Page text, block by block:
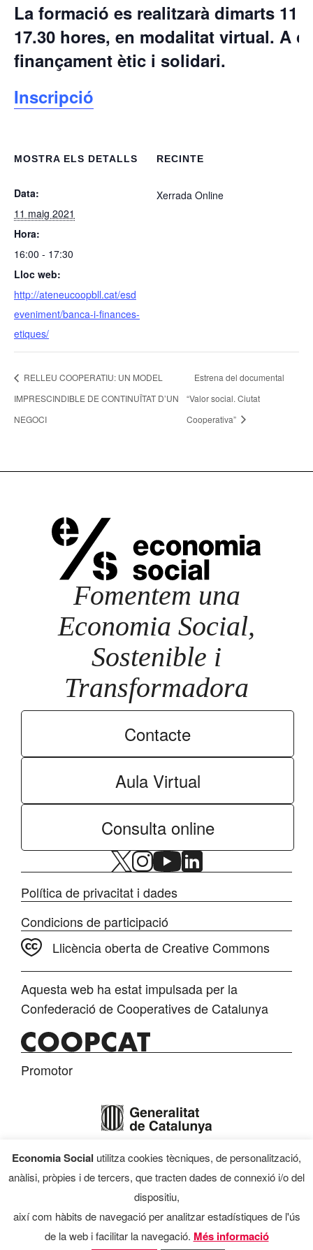
La formació es realitzarà dimarts 11
17.30 hores, en modalitat virtual. A
finançament ètic i solidari.
Inscripció
MOSTRA ELS DETALLS
Data:
11 maig 2021
Hora:
16:00 - 17:30
Lloc web:
http://ateneucoopbll.cat/esd
eveniment/banca-i-finances-
etiques/
RECINTE
Xerrada Online
RELLEU COOPERATIU: UN MODEL
IMPRESCINDIBLE DE CONTINUÏTAT D’UN
NEGOCI
Estrena del documental
“Valor social. Ciutat
Cooperativa”
Fomentem una
Economia Social,
Sostenible i
Transformadora
Contacte
Aula Virtual
Consulta online
Política de privacitat i dades
Condicions de participació
Llicència oberta de Creative Commons
Aquesta web ha estat impulsada per la
Confederació de Cooperatives de Catalunya
Promotor
Finançament
Economia Social utilitza cookies tècniques, de personalització,
anàlisi, pròpies i de tercers, que tracten dades de connexió i/o del
dispositiu,
així com hàbits de navegació per analitzar estadístiques de l'ús
de la web i facilitar la navegació. Més informació